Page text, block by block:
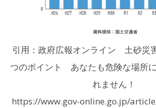
引用：政府広報オンライン 土砂災
つのポイント あなたも危険な場所
れません！
https://www.gov-online.go.jp/